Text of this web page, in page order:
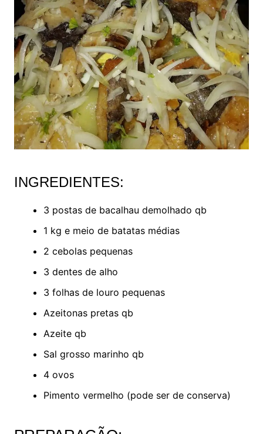
INGREDIENTES:
3 postas de bacalhau demolhado qb
1 kg e meio de batatas médias
2 cebolas pequenas
3 dentes de alho
3 folhas de louro pequenas
Azeitonas pretas qb
Azeite qb
Sal grosso marinho qb
4 ovos
Pimento vermelho (pode ser de conserva)